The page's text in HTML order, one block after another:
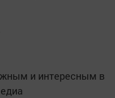
и интересным в